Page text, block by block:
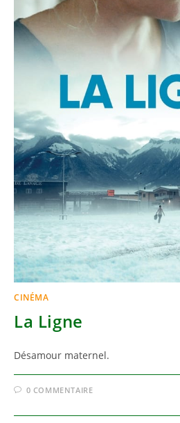
CINÉMA
La Ligne
Désamour maternel.
0 COMMENTAIRE